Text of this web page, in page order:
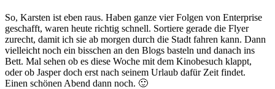
So, Karsten ist eben raus. Haben ganze vier Folgen von Enterprise
geschafft, waren heute richtig schnell. Sortiere gerade die Flyer
zurecht, damit ich sie ab morgen durch die Stadt fahren kann. Dann
vielleicht noch ein bisschen an den Blogs basteln und danach ins
Bett. Mal sehen ob es diese Woche mit dem Kinobesuch klappt,
oder ob Jasper doch erst nach seinem Urlaub dafür Zeit findet.
Einen schönen Abend dann noch. 🙂